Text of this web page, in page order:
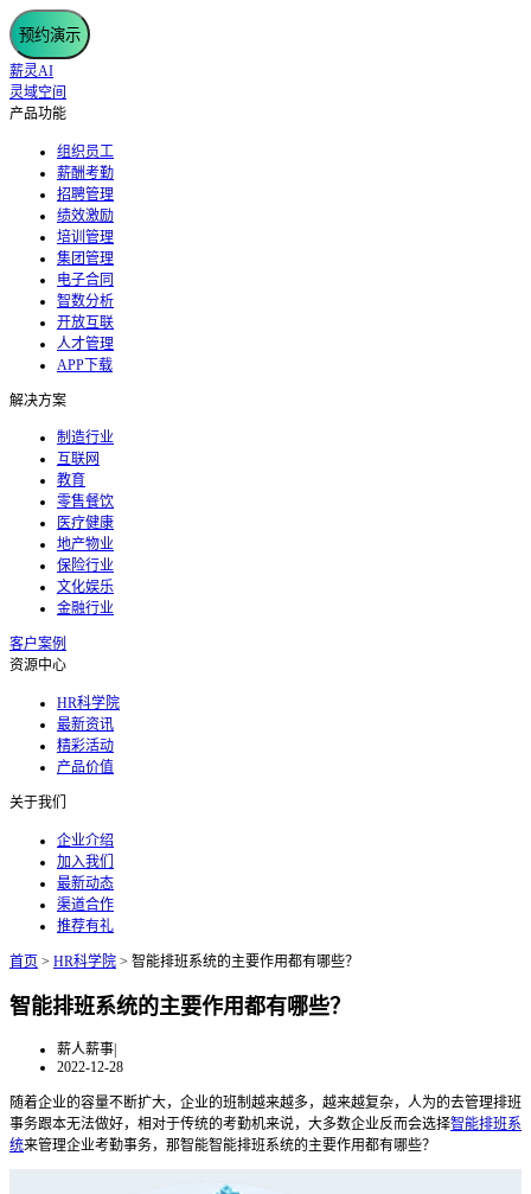
预约演示
薪灵AI
灵域空间
产品功能
组织员工
薪酬考勤
招聘管理
绩效激励
培训管理
集团管理
电子合同
智数分析
开放互联
人才管理
APP下载
解决方案
制造行业
互联网
教育
零售餐饮
医疗健康
地产物业
保险行业
文化娱乐
金融行业
客户案例
资源中心
HR科学院
最新资讯
精彩活动
产品价值
关于我们
企业介绍
加入我们
最新动态
渠道合作
推荐有礼
首页 > HR科学院 > 智能排班系统的主要作用都有哪些？
智能排班系统的主要作用都有哪些？
薪人薪事|
2022-12-28
随着企业的容量不断扩大，企业的班制越来越多，越来越复杂，人为的去管理排班
事务跟本无法做好， 相对于传统的考勤机来说，大多数企业反而会选择智能排班系
统来管理企业考勤事务，那智能智能排班系统的主要作用都有哪些？